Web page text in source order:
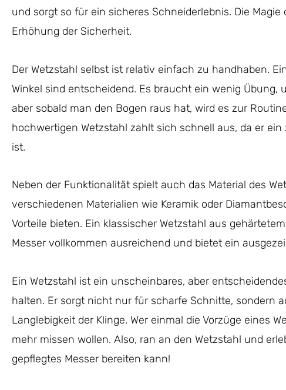
und sorgt so für ein sicheres Schneiderlebnis. Die
Erhöhung der Sicherheit.
Der Wetzstahl selbst ist relativ einfach zu handhaben.
Winkel sind entscheidend. Es braucht ein wenig Übung,
aber sobald man den Bogen raus hat, wird es zur
hochwertigen Wetzstahl zahlt sich schnell aus, da er
ist.
Neben der Funktionalität spielt auch das Material des
verschiedenen Materialien wie Keramik oder
Vorteile bieten. Ein klassischer Wetzstahl aus
Messer vollkommen ausreichend und bietet ein
Ein Wetzstahl ist ein unscheinbares, aber
halten. Er sorgt nicht nur für scharfe Schnitte, sondern
Langlebigkeit der Klinge. Wer einmal die Vorzüge eines
mehr missen wollen. Also, ran an den Wetzstahl und
gepflegtes Messer bereiten kann!